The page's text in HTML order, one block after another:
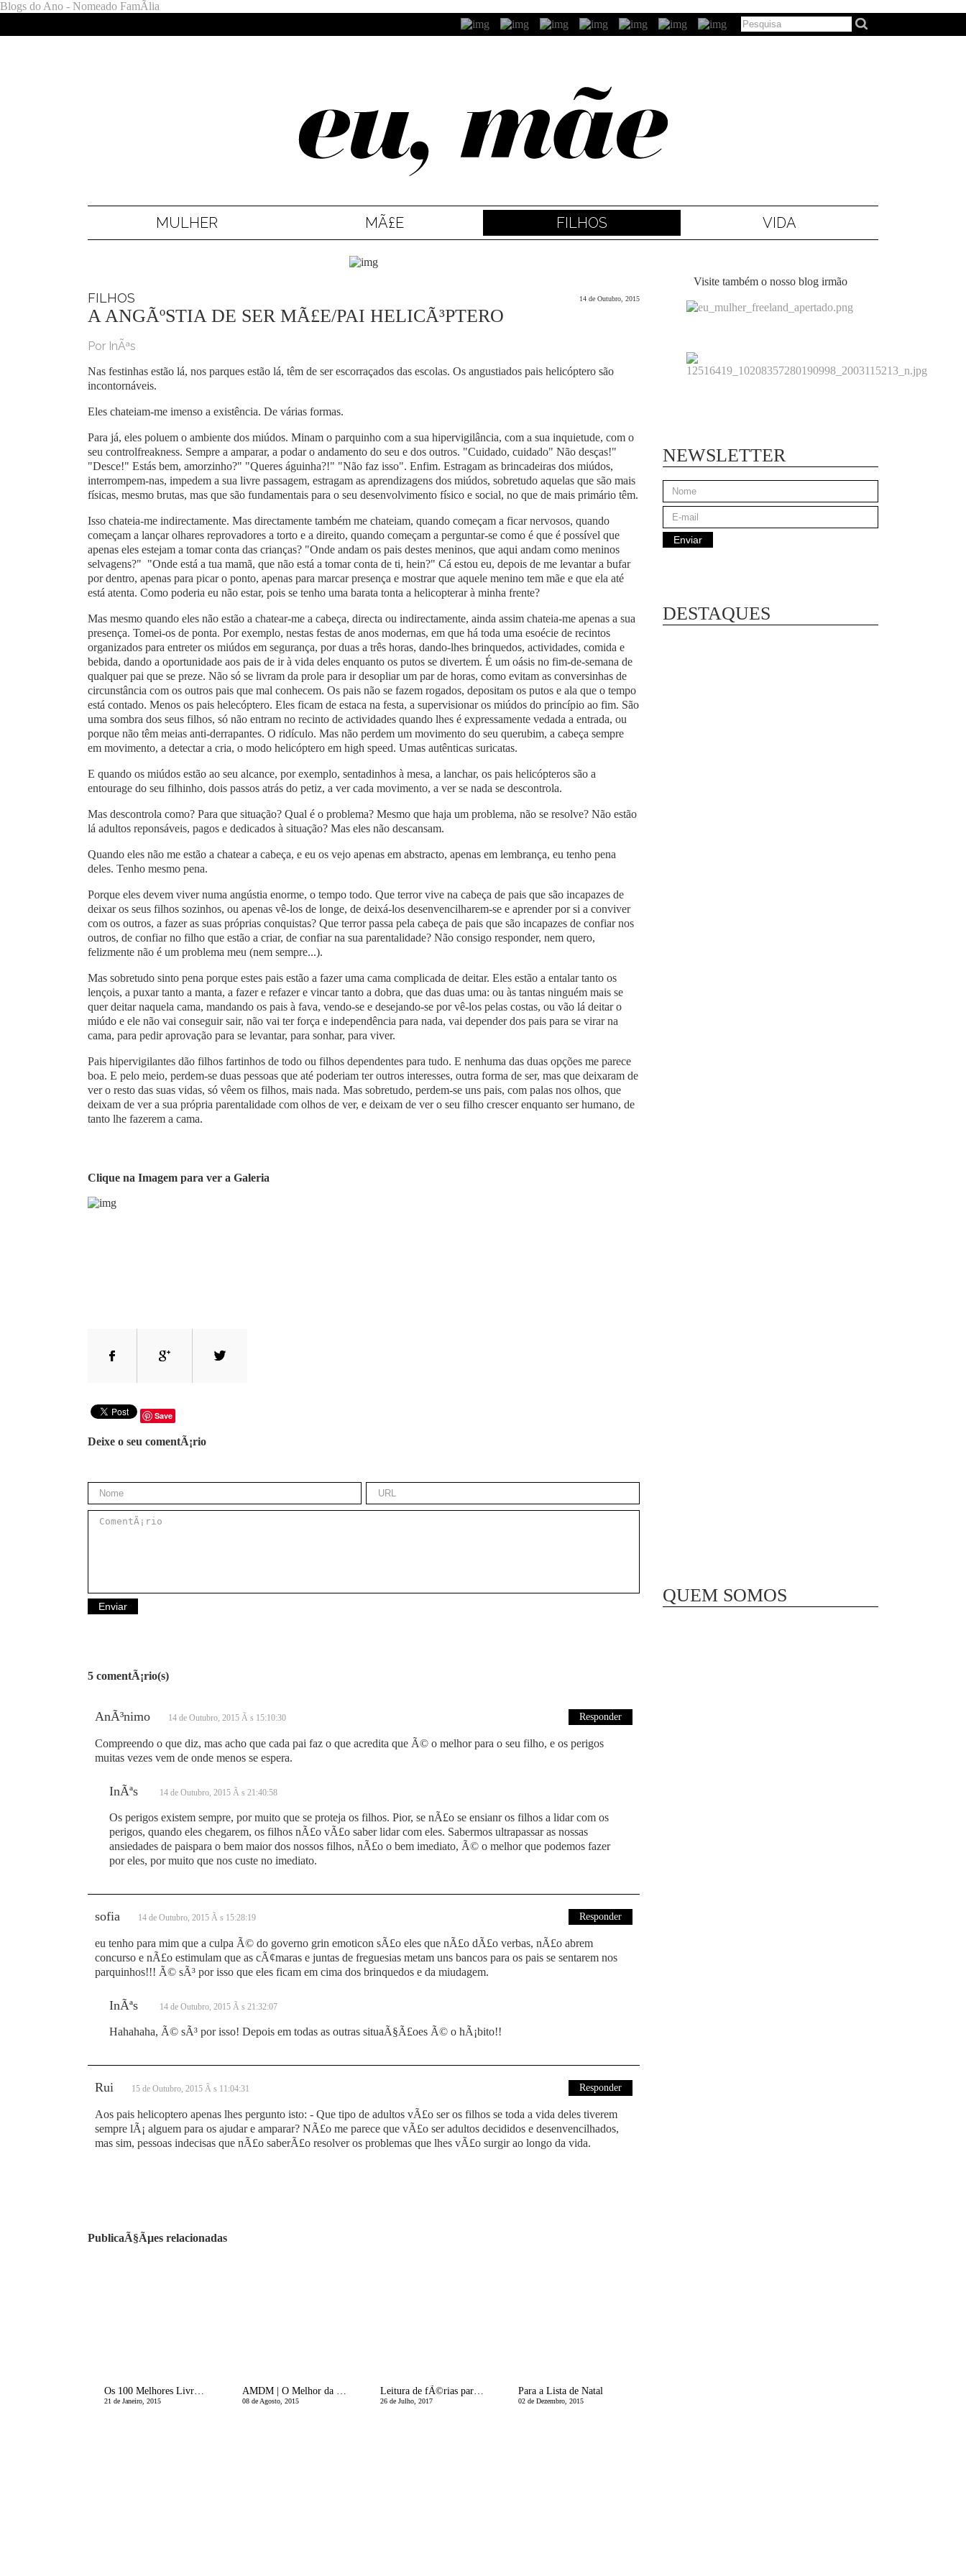
Blogs do Ano - Nomeado FamÃ­lia
MULHER MÃ£E FILHOS VIDA
FILHOS 14 de Outubro, 2015
A ANGÃºSTIA DE SER MÃ£E/PAI HELICÃ³PTERO
Por InÃªs
Nas festinhas estão lá, nos parques estão lá, têm de ser escorraçados das escolas. Os angustiados pais helicóptero são
incontornáveis.
Eles chateiam-me imenso a existência. De várias formas.
Para já, eles poluem o ambiente dos miúdos. Minam o parquinho com a sua hipervigilância, com a sua inquietude, com o
seu controlfreakness. Sempre a amparar, a podar o andamento do seu e dos outros. "Cuidado, cuidado" Não desças!"
"Desce!" Estás bem, amorzinho?" "Queres águinha?!" "Não faz isso". Enfim. Estragam as brincadeiras dos miúdos,
interrompem-nas, impedem a sua livre passagem, estragam as aprendizagens dos miúdos, sobretudo aquelas que são mais
físicas, mesmo brutas, mas que são fundamentais para o seu desenvolvimento físico e social, no que de mais primário têm.
Isso chateia-me indirectamente. Mas directamente também me chateiam, quando começam a ficar nervosos, quando
começam a lançar olhares reprovadores a torto e a direito, quando começam a perguntar-se como é que é possível que
apenas eles estejam a tomar conta das crianças? "Onde andam os pais destes meninos, que aqui andam como meninos
selvagens?" "Onde está a tua mamã, que não está a tomar conta de ti, hein?" Cá estou eu, depois de me levantar a bufar
por dentro, apenas para picar o ponto, apenas para marcar presença e mostrar que aquele menino tem mãe e que ela até
está atenta. Como poderia eu não estar, pois se tenho uma barata tonta a helicopterar à minha frente?
Mas mesmo quando eles não estão a chatear-me a cabeça, directa ou indirectamente, ainda assim chateia-me apenas a sua
presença. Tomei-os de ponta. Por exemplo, nestas festas de anos modernas, em que há toda uma esoécie de recintos
organizados para entreter os miúdos em segurança, por duas a três horas, dando-lhes brinquedos, actividades, comida e
bebida, dando a oportunidade aos pais de ir à vida deles enquanto os putos se divertem. É um oásis no fim-de-semana de
qualquer pai que se preze. Não só se livram da prole para ir desopliar um par de horas, como evitam as conversinhas de
circunstância com os outros pais que mal conhecem. Os pais não se fazem rogados, depositam os putos e ala que o tempo
está contado. Menos os pais helecóptero. Eles ficam de estaca na festa, a supervisionar os miúdos do princípio ao fim. São
uma sombra dos seus filhos, só não entram no recinto de actividades quando lhes é expressamente vedada a entrada, ou
porque não têm meias anti-derrapantes. O ridículo. Mas não perdem um movimento do seu querubim, a cabeça sempre
em movimento, a detectar a cria, o modo helicóptero em high speed. Umas autênticas suricatas.
E quando os miúdos estão ao seu alcance, por exemplo, sentadinhos à mesa, a lanchar, os pais helicópteros são a
entourage do seu filhinho, dois passos atrás do petiz, a ver cada movimento, a ver se nada se descontrola.
Mas descontrola como? Para que situação? Qual é o problema? Mesmo que haja um problema, não se resolve? Não estão
lá adultos reponsáveis, pagos e dedicados à situação? Mas eles não descansam.
Quando eles não me estão a chatear a cabeça, e eu os vejo apenas em abstracto, apenas em lembrança, eu tenho pena
deles. Tenho mesmo pena.
Porque eles devem viver numa angústia enorme, o tempo todo. Que terror vive na cabeça de pais que são incapazes de
deixar os seus filhos sozinhos, ou apenas vê-los de longe, de deixá-los desenvencilharem-se e aprender por si a conviver
com os outros, a fazer as suas próprias conquistas? Que terror passa pela cabeça de pais que são incapazes de confiar nos
outros, de confiar no filho que estão a criar, de confiar na sua parentalidade? Não consigo responder, nem quero,
felizmente não é um problema meu (nem sempre...).
Mas sobretudo sinto pena porque estes pais estão a fazer uma cama complicada de deitar. Eles estão a entalar tanto os
lençois, a puxar tanto a manta, a fazer e refazer e vincar tanto a dobra, que das duas uma: ou às tantas ninguém mais se
quer deitar naquela cama, mandando os pais à fava, vendo-se e desejando-se por vê-los pelas costas, ou vão lá deitar o
miúdo e ele não vai conseguir sair, não vai ter força e independência para nada, vai depender dos pais para se virar na
cama, para pedir aprovação para se levantar, para sonhar, para viver.
Pais hipervigilantes dão filhos fartinhos de todo ou filhos dependentes para tudo. E nenhuma das duas opções me parece
boa. E pelo meio, perdem-se duas pessoas que até poderiam ter outros interesses, outra forma de ser, mas que deixaram de
ver o resto das suas vidas, só vêem os filhos, mais nada. Mas sobretudo, perdem-se uns pais, com palas nos olhos, que
deixam de ver a sua própria parentalidade com olhos de ver, e deixam de ver o seu filho crescer enquanto ser humano, de
tanto lhe fazerem a cama.
Clique na Imagem para ver a Galeria
Save
Deixe o seu comentÃ¡rio
5 comentÃ¡rio(s)
AnÃ³nimo 14 de Outubro, 2015 Ã s 15:10:30 Responder
Compreendo o que diz, mas acho que cada pai faz o que acredita que Ã© o melhor para o seu filho, e os perigos
muitas vezes vem de onde menos se espera.
InÃªs 14 de Outubro, 2015 Ã s 21:40:58
Os perigos existem sempre, por muito que se proteja os filhos. Pior, se nÃ£o se ensianr os filhos a lidar com os
perigos, quando eles chegarem, os filhos nÃ£o vÃ£o saber lidar com eles. Sabermos ultrapassar as nossas
ansiedades de paispara o bem maior dos nossos filhos, nÃ£o o bem imediato, Ã© o melhor que podemos fazer
por eles, por muito que nos custe no imediato.
sofia 14 de Outubro, 2015 Ã s 15:28:19 Responder
eu tenho para mim que a culpa Ã© do governo grin emoticon sÃ£o eles que nÃ£o dÃ£o verbas, nÃ£o abrem
concurso e nÃ£o estimulam que as cÃ¢maras e juntas de freguesias metam uns bancos para os pais se sentarem nos
parquinhos!!! Ã© sÃ³ por isso que eles ficam em cima dos brinquedos e da miudagem.
InÃªs 14 de Outubro, 2015 Ã s 21:32:07
Hahahaha, Ã© sÃ³ por isso! Depois em todas as outras situaÃ§Ã£oes Ã© o hÃ¡bito!!
Rui 15 de Outubro, 2015 Ã s 11:04:31 Responder
Aos pais helicoptero apenas lhes pergunto isto: - Que tipo de adultos vÃ£o ser os filhos se toda a vida deles tiverem
sempre lÃ¡ alguem para os ajudar e amparar? NÃ£o me parece que vÃ£o ser adultos decididos e desenvencilhados,
mas sim, pessoas indecisas que nÃ£o saberÃ£o resolver os problemas que lhes vÃ£o surgir ao longo da vida.
PublicaÃ§Ãµes relacionadas
Os 100 Melhores Livros para CrianÃ§as
21 de Janeiro, 2015
AMDM | O Melhor da Praia
08 de Agosto, 2015
Leitura de fÃ©rias para os miÃºdos!
26 de Julho, 2017
Para a Lista de Natal
02 de Dezembro, 2015
Visite também o nosso blog irmão
NEWSLETTER
DESTAQUES
QUEM SOMOS